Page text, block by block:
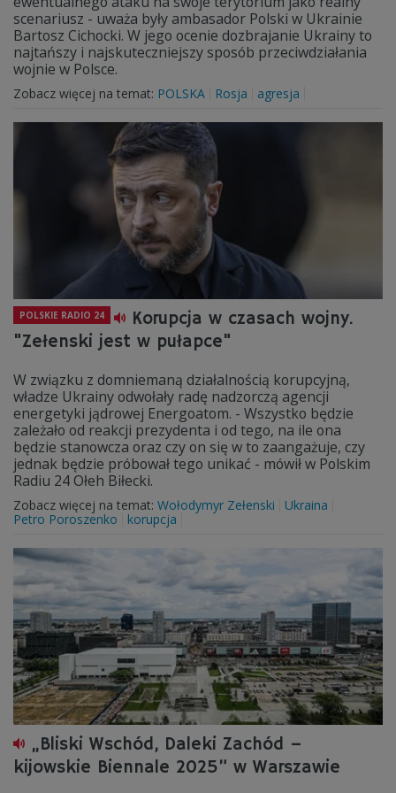
scenariusz - uważa były ambasador Polski w Ukrainie
Bartosz Cichocki. W jego ocenie dozbrajanie Ukrainy to
najtańszy i najskuteczniejszy sposób przeciwdziałania
wojnie w Polsce.
Zobacz więcej na temat: POLSKA Rosja agresja
POLSKIE RADIO 24
Korupcja w czasach wojny.
"Zełenski jest w pułapce"
W związku z domniemaną działalnością korupcyjną,
władze Ukrainy odwołały radę nadzorczą agencji
energetyki jądrowej Energoatom. - Wszystko będzie
zależało od reakcji prezydenta i od tego, na ile ona
będzie stanowcza oraz czy on się w to zaangażuje, czy
jednak będzie próbował tego unikać - mówił w Polskim
Radiu 24 Ołeh Biłecki.
Zobacz więcej na temat: Wołodymyr Zełenski
Ukraina
Petro Poroszenko
korupcja
„Bliski Wschód, Daleki Zachód –
kijowskie Biennale 2025” w Warszawie